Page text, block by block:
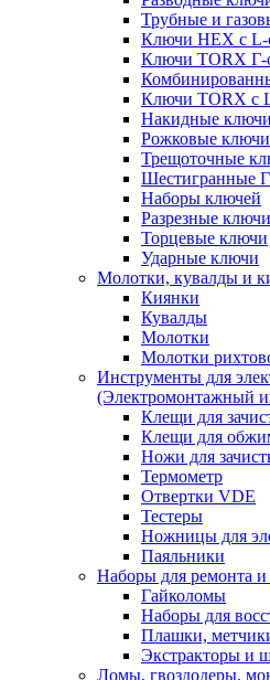
Трубные и
Ключи HEX с L-
Ключи TORX Г-
Ключи TORX с
Накидные ключи
Рожковые ключи
Трещоточные
Шестигранные
Наборы ключей
Разрезные ключи
Торцевые ключи
Ударные ключи
Молотки, кувалды и
Киянки
Кувалды
Молотки
Молотки
Инструменты для
(Электромонтажный
Клещи для
Клещи для
Ножи для
Термометр
Отвертки VDE
Тестеры
Ножницы для
Паяльники
Наборы для ремонта и
Гайколомы
Наборы для
Плашки,
Экстракторы и
Ломы, гвоздодеры,